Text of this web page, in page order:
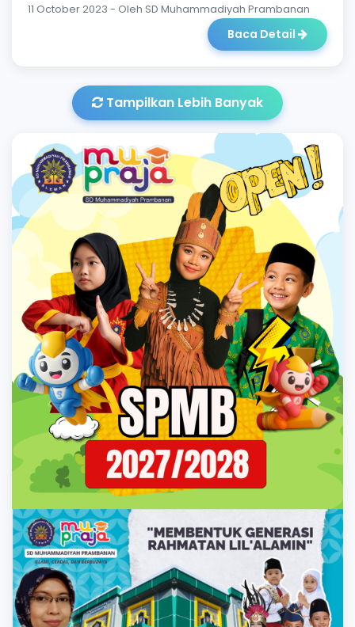
11 October 2023 - Oleh SD Muhammadiyah Prambanan
Baca Detail
Tampilkan Lebih Banyak